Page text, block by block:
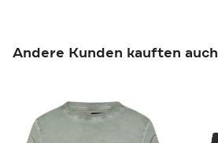
Andere Kunden kauften auch